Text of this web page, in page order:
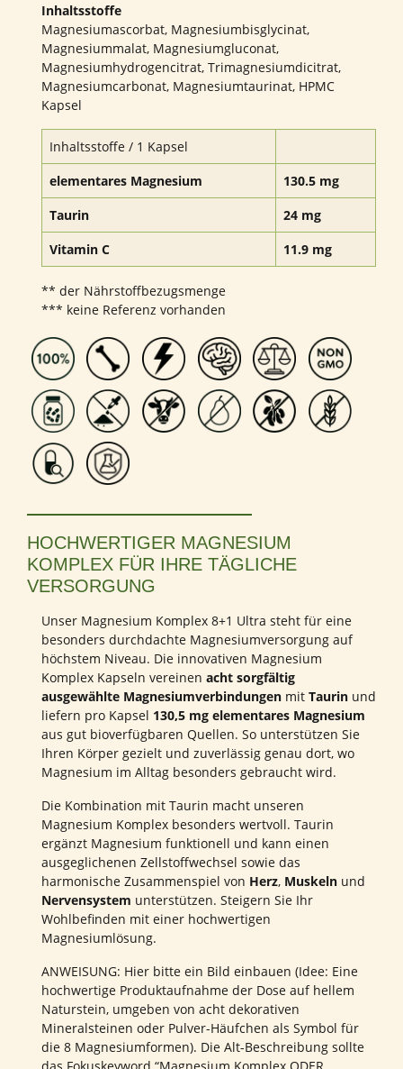
Inhaltsstoffe
Magnesiumascorbat, Magnesiumbisglycinat,
Magnesiummalat, Magnesiumgluconat,
Magnesiumhydrogencitrat, Trimagnesiumdicitrat,
Magnesiumcarbonat, Magnesiumtaurinat, HPMC
Kapsel
Inhaltsstoffe / 1 Kapsel
elementares Magnesium
130.5 mg
Taurin
24 mg
Vitamin C
11.9 mg
** der Nährstoffbezugsmenge
*** keine Referenz vorhanden
HOCHWERTIGER MAGNESIUM
KOMPLEX FÜR IHRE TÄGLICHE
VERSORGUNG
Unser Magnesium Komplex 8+1 Ultra steht für eine
besonders durchdachte Magnesiumversorgung auf
höchstem Niveau. Die innovativen Magnesium
Komplex Kapseln vereinen acht sorgfältig
ausgewählte Magnesiumverbindungen mit Taurin und
liefern pro Kapsel 130,5 mg elementares Magnesium
aus gut bioverfügbaren Quellen. So unterstützen Sie
Ihren Körper gezielt und zuverlässig genau dort, wo
Magnesium im Alltag besonders gebraucht wird.
Die Kombination mit Taurin macht unseren
Magnesium Komplex besonders wertvoll. Taurin
ergänzt Magnesium funktionell und kann einen
ausgeglichenen Zellstoffwechsel sowie das
harmonische Zusammenspiel von Herz, Muskeln und
Nervensystem unterstützen. Steigern Sie Ihr
Wohlbefinden mit einer hochwertigen
Magnesiumlösung.
ANWEISUNG: Hier bitte ein Bild einbauen (Idee: Eine
hochwertige Produktaufnahme der Dose auf hellem
Naturstein, umgeben von acht dekorativen
Mineralsteinen oder Pulver-Häufchen als Symbol für
die 8 Magnesiumformen). Die Alt-Beschreibung sollte